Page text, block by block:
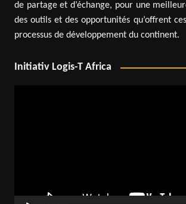
de partage et d’échange, pour une
des outils et des opportunités qu’offrent
processus de développement du continent.
Initiativ Logis-T Africa